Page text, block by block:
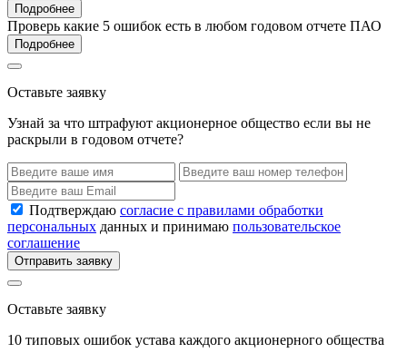
Подробнее
Проверь какие 5 ошибок есть в любом годовом отчете ПАО
Подробнее
Оставьте заявку
Узнай за что штрафуют акционерное общество если вы не
раскрыли в годовом отчете?
Подтверждаю согласие с правилами обработки
персональных данных и принимаю пользовательское
соглашение
Отправить заявку
Оставьте заявку
10 типовых ошибок устава каждого акционерного общества